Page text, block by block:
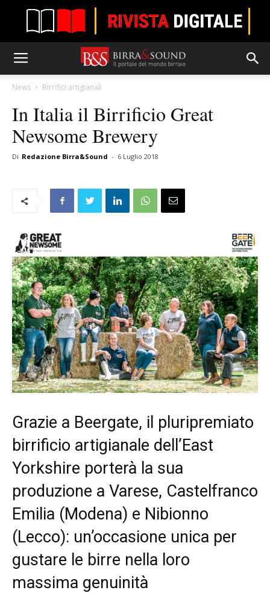
News Birrifici artigianali
In Italia il Birrificio Great
Newsome Brewery
Di Redazione Birra&Sound - 6 Luglio 2018
Grazie a Beergate, il pluripremiato
birrificio artigianale dell’East
Yorkshire porterà la sua
produzione a Varese, Castelfranco
Emilia (Modena) e Nibionno
(Lecco): un’occasione unica per
gustare le birre nella loro
massima genuinità